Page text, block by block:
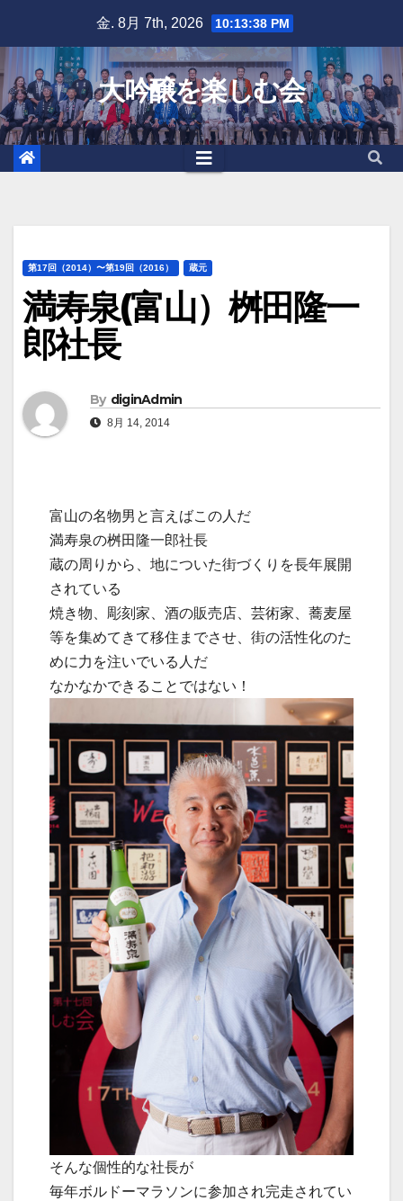
content
金. 8月 7th, 2026 10:13:38 PM
大吟醸を楽しむ会
第17回（2014）〜第19回（2016） 蔵元
満寿泉(富山）桝田隆一
郎社長
By diginAdmin
8月 14, 2014
富山の名物男と言えばこの人だ
満寿泉の桝田隆一郎社長
蔵の周りから、地についた街づくりを長年展開
されている
焼き物、彫刻家、酒の販売店、芸術家、蕎麦屋
等を集めてきて移住までさせ、街の活性化のた
めに力を注いでいる人だ
なかなかできることではない！
そんな個性的な社長が
毎年ボルドーマラソンに参加され完走されてい